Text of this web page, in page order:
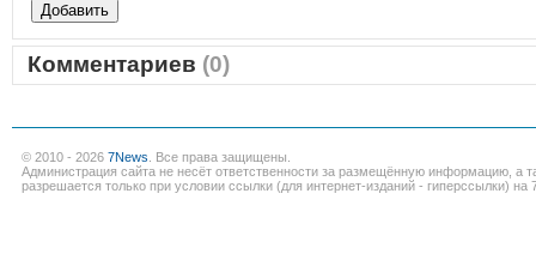
Комментариев (0)
© 2010 - 2026 7News . Все права защищены.
Администрация сайта не несёт ответственности за размещённую информацию, а
разрешается только при условии ссылки (для интернет-изданий - гиперссылки) на